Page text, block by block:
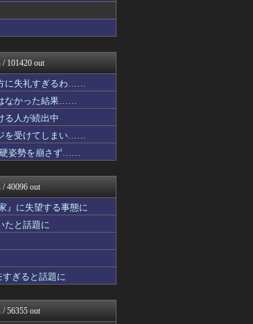
通り道
クスまとめブログ
ースちゃんねる
フ速報
ねる
速報！
宝画像速報－5c...
んねる
5ch...
義！
す 声優まとめ
タジアム＠なん...
庭・生活まとめ
ス(ﾉ∀`)
｜ガン...
/ 101420 out
に失礼すぎるわ……
なかった結果……
る人が続出中
を受けてしまい……
硬姿勢を崩さず……
/ 40096 out
』に失望する事態に
たと話題に
ぎると話題に
/ 56355 out